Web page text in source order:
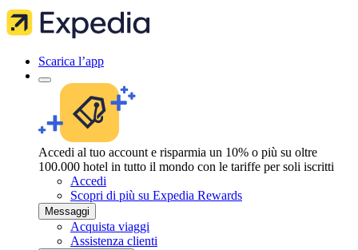
Scarica l’app
Accedi al tuo account e risparmia un 10% o più su oltre
100.000 hotel in tutto il mondo con le tariffe per soli iscritti
Accedi
Scopri di più su Expedia Rewards
Messaggi
Acquista viaggi
Assistenza clienti